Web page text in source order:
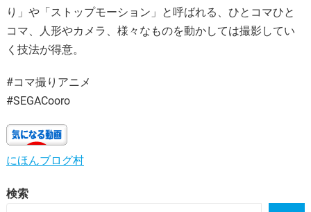
り」や「ストップモーション」と呼ばれる、ひとコマひと
コマ、人形やカメラ、様々なものを動かしては撮影してい
く技法が得意。
#コマ撮りアニメ
#SEGACooro
にほんブログ村
検索